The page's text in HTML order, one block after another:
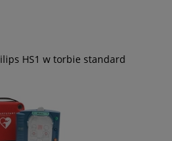
HS1 w torbie standard